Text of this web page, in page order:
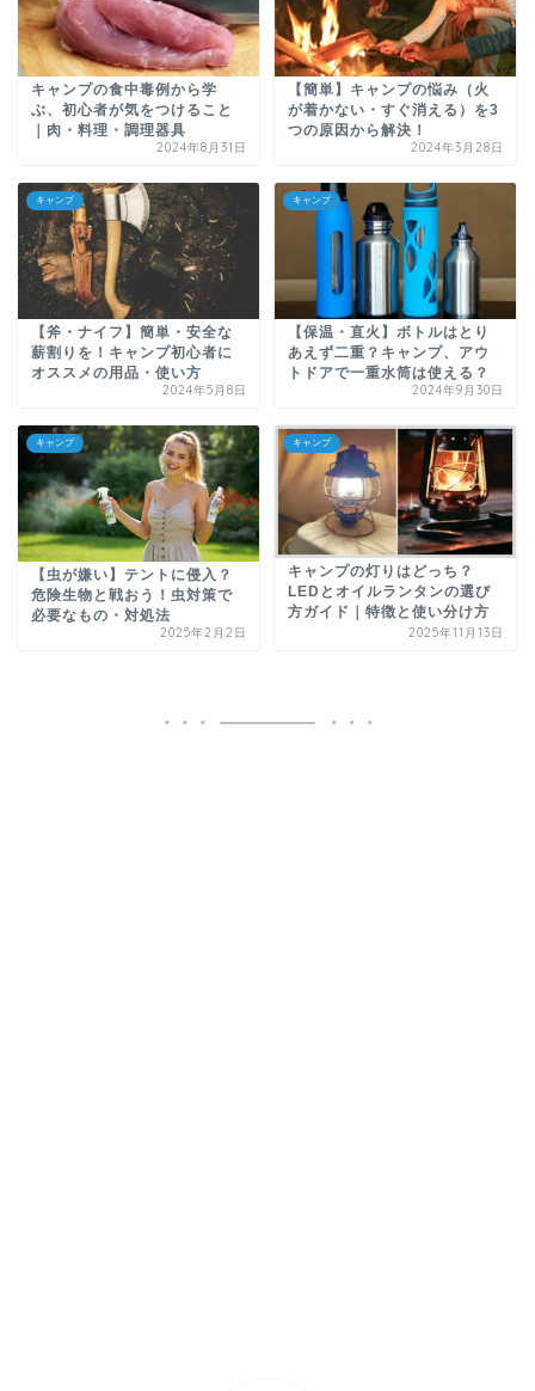
キャンプの食中毒例から学
ぶ、初心者が気をつけること
｜肉・料理・調理器具
2024年8月31日
【簡単】キャンプの悩み（火
が着かない・すぐ消える）を3
つの原因から解決！
2024年3月28日
キャンプ
【斧・ナイフ】簡単・安全な
薪割りを！キャンプ初心者に
オススメの用品・使い方
2024年5月8日
キャンプ
【保温・直火】ボトルはとり
あえず二重？キャンプ、アウ
トドアで一重水筒は使える？
2024年9月30日
キャンプ
【虫が嫌い】テントに侵入？
危険生物と戦おう！虫対策で
必要なもの・対処法
2025年2月2日
キャンプ
キャンプの灯りはどっち？
LEDとオイルランタンの選び
方ガイド｜特徴と使い分け方
2025年11月13日